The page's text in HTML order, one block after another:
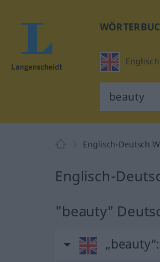
Englisch
Englisch-Deutsch
Englisch-
"beauty"
„beauty“